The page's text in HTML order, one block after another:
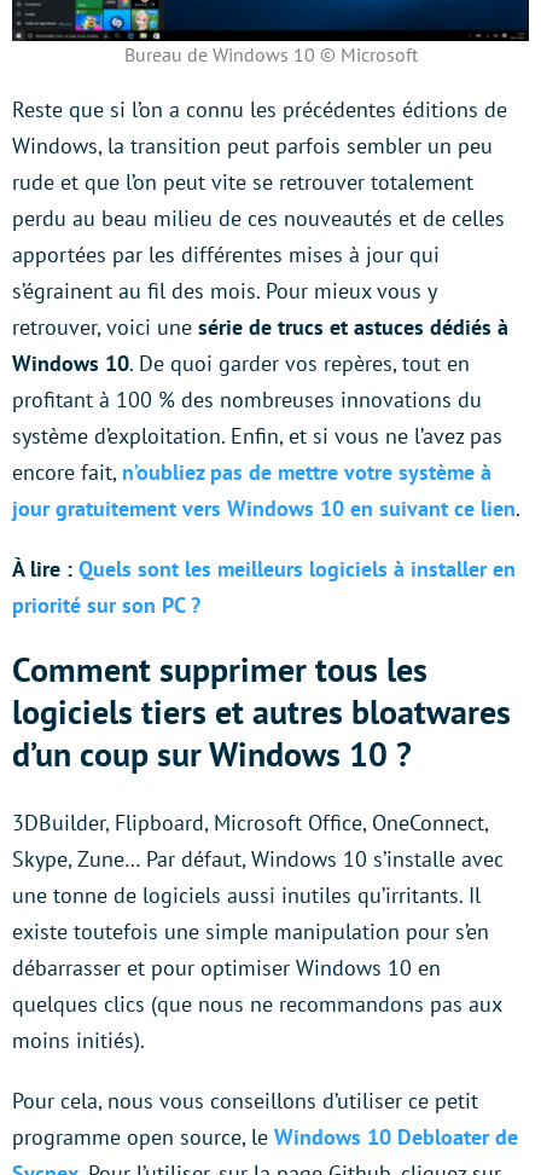
Bureau de Windows 10 © Microsoft
Reste que si l’on a connu les précédentes éditions de
Windows, la transition peut parfois sembler un peu
rude et que l’on peut vite se retrouver totalement
perdu au beau milieu de ces nouveautés et de celles
apportées par les différentes mises à jour qui
s’égrainent au fil des mois. Pour mieux vous y
retrouver, voici une série de trucs et astuces dédiés à
Windows 10. De quoi garder vos repères, tout en
profitant à 100 % des nombreuses innovations du
système d’exploitation. Enfin, et si vous ne l’avez pas
encore fait, n’oubliez pas de mettre votre système à
jour gratuitement vers Windows 10 en suivant ce lien.
À lire : Quels sont les meilleurs logiciels à installer en
priorité sur son PC ?
Comment supprimer tous les
logiciels tiers et autres bloatwares
d’un coup sur Windows 10 ?
3DBuilder, Flipboard, Microsoft Office, OneConnect,
Skype, Zune… Par défaut, Windows 10 s’installe avec
une tonne de logiciels aussi inutiles qu’irritants. Il
existe toutefois une simple manipulation pour s’en
débarrasser et pour optimiser Windows 10 en
quelques clics (que nous ne recommandons pas aux
moins initiés).
Pour cela, nous vous conseillons d’utiliser ce petit
programme open source, le Windows 10 Debloater de